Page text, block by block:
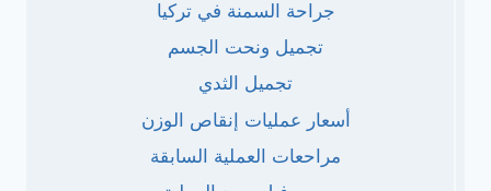
جراحة السمنة في تركيا
تجميل ونحت الجسم
تجميل الثدي
أسعار عمليات إنقاص الوزن
مراحعات العملية السابقة